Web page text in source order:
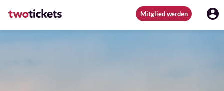
Mitglied werden